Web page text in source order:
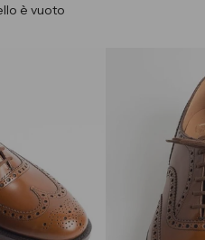
è vuoto